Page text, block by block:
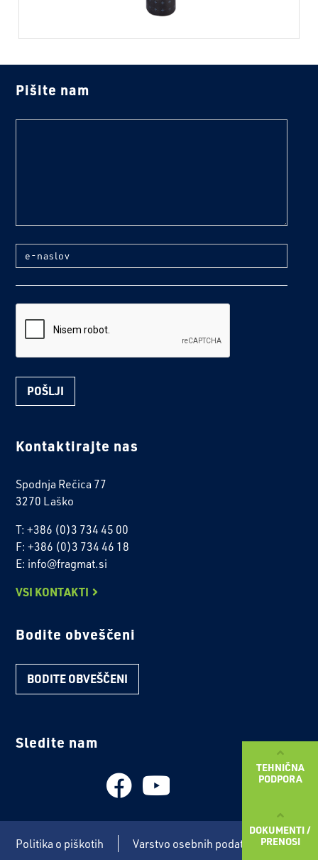
TEHNIČNA
PODPORA
DOKUMENTI /
PRENOSI
Pišite nam
e-naslov
Kontaktirajte nas
Spodnja Rečica 77
3270 Laško
T: +386 (0)3 734 45 00
F: +386 (0)3 734 46 18
E: info@fragmat.si
VSI KONTAKTI
Bodite obveščeni
BODITE OBVEŠČENI
Sledite nam
Politika o piškotih Varstvo osebnih podatkov